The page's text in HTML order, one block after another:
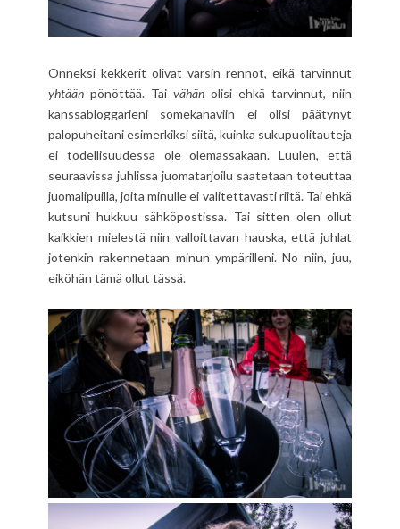
Onneksi kekkerit olivat varsin rennot, eikä tarvinnut
yhtään pönöttää. Tai vähän olisi ehkä tarvinnut, niin
kanssabloggarieni somekanaviin ei olisi päätynyt
palopuheitani esimerkiksi siitä, kuinka sukupuolitauteja
ei todellisuudessa ole olemassakaan. Luulen, että
seuraavissa juhlissa juomatarjoilu saatetaan toteuttaa
juomalipuilla, joita minulle ei valitettavasti riitä. Tai ehkä
kutsuni hukkuu sähköpostissa. Tai sitten olen ollut
kaikkien mielestä niin valloittavan hauska, että juhlat
jotenkin rakennetaan minun ympärilleni. No niin, juu,
eiköhän tämä ollut tässä.